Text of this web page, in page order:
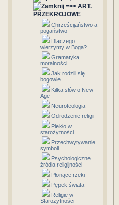
=>> ART.
PRZEKROJOWE
Chrześcijaństwo a
pogaństwo
Dlaczego
wierzymy w Boga?
Gramatyka
moralności
Jak rodzili się
bogowie
Kilka słów o New
Age
Neuroteologia
Odrodzenie religii
Piekło w
starożytności
Przechwytywanie
symboli
Psychologiczne
źródła religijności
Płonące rzeki
Pępek świata
Religie w
Starożytności -